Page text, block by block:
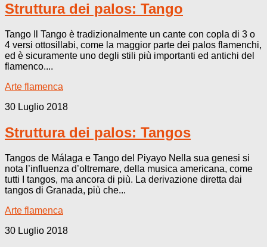
Struttura dei palos: Tango
Tango Il Tango è tradizionalmente un cante con copla di 3 o
4 versi ottosillabi, come la maggior parte dei palos flamenchi,
ed è sicuramente uno degli stili più importanti ed antichi del
flamenco....
Arte flamenca
30 Luglio 2018
Struttura dei palos: Tangos
Tangos de Málaga e Tango del Piyayo Nella sua genesi si
nota l’influenza d’oltremare, della musica americana, come
tutti I tangos, ma ancora di più. La derivazione diretta dai
tangos di Granada, più che...
Arte flamenca
30 Luglio 2018